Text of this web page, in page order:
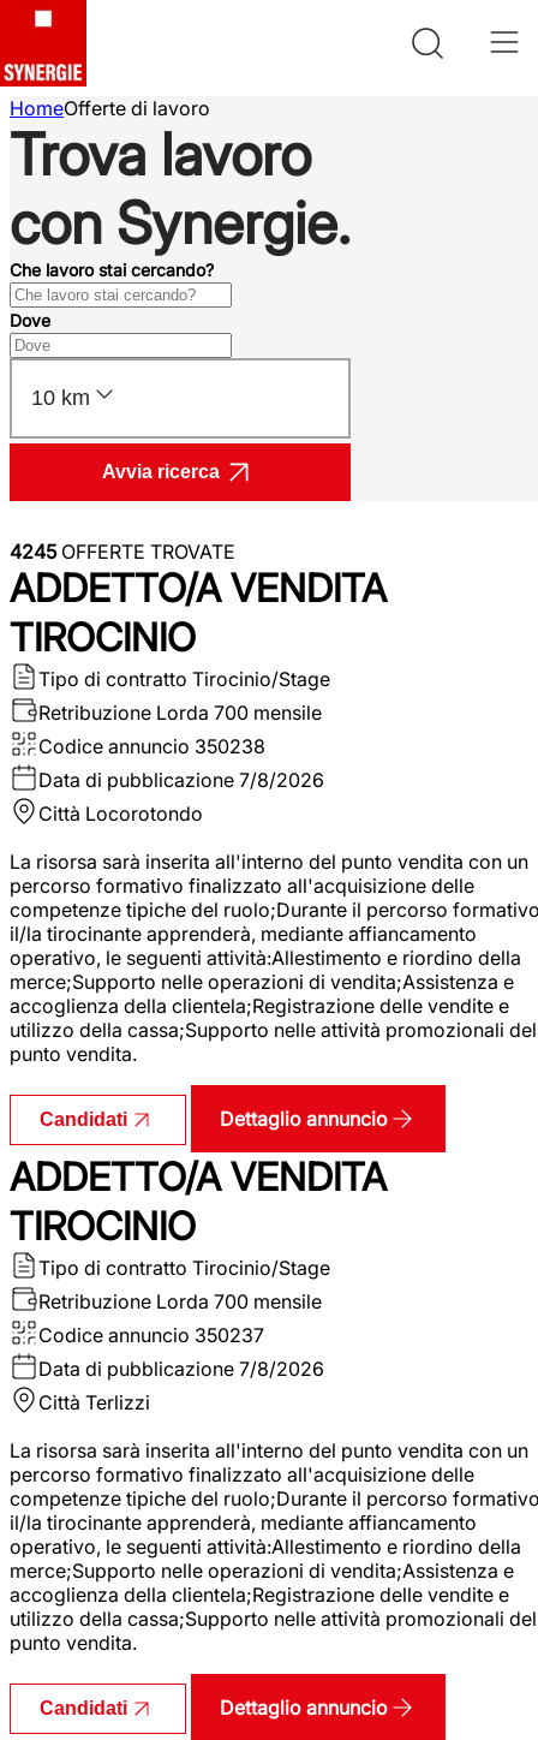
HomeOfferte di lavoro
Trova lavoro
con Synergie.
Che lavoro stai cercando?
Dove
10 km
Avvia ricerca
4245OFFERTE TROVATE
ADDETTO/A VENDITA
TIROCINIO
Tipo di contratto Tirocinio/Stage
Retribuzione Lorda 700 mensile
Codice annuncio 350238
Data di pubblicazione 7/8/2026
Città Locorotondo
La risorsa sarà inserita all'interno del punto vendita con un
percorso formativo finalizzato all'acquisizione delle
competenze tipiche del ruolo;Durante il percorso
il/la tirocinante apprenderà, mediante affiancamento
operativo, le seguenti attività:Allestimento e riordino della
merce;Supporto nelle operazioni di vendita;Assistenza e
accoglienza della clientela;Registrazione delle vendite e
utilizzo della cassa;Supporto nelle attività promozionali del
punto vendita.
Candidati Dettaglio annuncio
ADDETTO/A VENDITA
TIROCINIO
Tipo di contratto Tirocinio/Stage
Retribuzione Lorda 700 mensile
Codice annuncio 350237
Data di pubblicazione 7/8/2026
Città Terlizzi
La risorsa sarà inserita all'interno del punto vendita con un
percorso formativo finalizzato all'acquisizione delle
competenze tipiche del ruolo;Durante il percorso
il/la tirocinante apprenderà, mediante affiancamento
operativo, le seguenti attività:Allestimento e riordino della
merce;Supporto nelle operazioni di vendita;Assistenza e
accoglienza della clientela;Registrazione delle vendite e
utilizzo della cassa;Supporto nelle attività promozionali del
punto vendita.
Candidati Dettaglio annuncio